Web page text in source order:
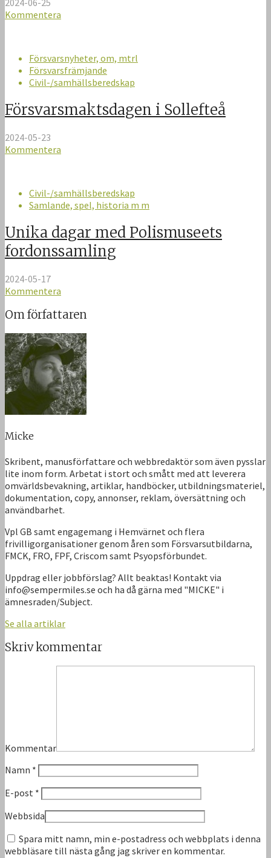
2024-06-25
Kommentera
Försvarsnyheter, om, mtrl
Försvarsfrämjande
Civil-/samhällsberedskap
Försvarsmaktsdagen i Sollefteå
2024-05-23
Kommentera
Civil-/samhällsberedskap
Samlande, spel, historia m m
Unika dagar med Polismuseets
fordonssamling
2024-05-17
Kommentera
Om författaren
Micke
Skribent, manusförfattare och webbredaktör som även pysslar
lite inom form. Arbetat i stort och smått med att leverera
omvärldsbevakning, artiklar, handböcker, utbildningsmateriel,
dokumentation, copy, annonser, reklam, översättning och
användbarhet.
Vpl GB samt engagemang i Hemvärnet och flera
frivilligorganisationer genom åren som Försvarsutbildarna,
FMCK, FRO, FPF, Criscom samt Psyopsförbundet.
Uppdrag eller jobbförslag? Allt beaktas! Kontakt via
info@sempermiles.se och ha då gärna med "MICKE" i
ämnesraden/Subject.
Se alla artiklar
Skriv kommentar
Kommentar
Namn *
E-post *
Webbsida
Spara mitt namn, min e-postadress och webbplats i denna
webbläsare till nästa gång jag skriver en kommentar.